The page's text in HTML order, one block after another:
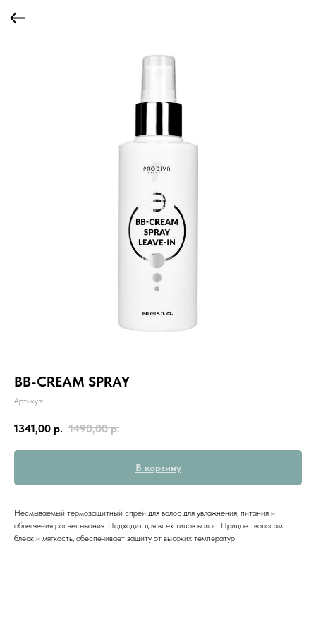
BB-CREAM SPRAY
Артикул:
1341,00 р. 1490,00 р.
В корзину
Несмываемый термозащитный спрей для волос для увлажнения, питания и
облегчения расчесывания. Подходит для всех типов волос. Придает волосам
блеск и мягкость, обеспечивает защиту от высоких температур!